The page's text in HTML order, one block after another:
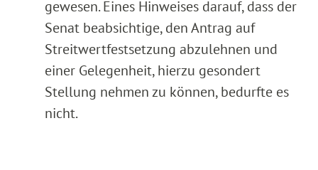
gewesen. Eines Hinweises darauf, dass der
Senat beabsichtige, den Antrag auf
Streitwertfestsetzung abzulehnen und
einer Gelegenheit, hierzu gesondert
Stellung nehmen zu können, bedurfte es
nicht.